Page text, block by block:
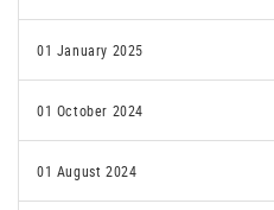
01 January 2025
01 October 2024
01 August 2024